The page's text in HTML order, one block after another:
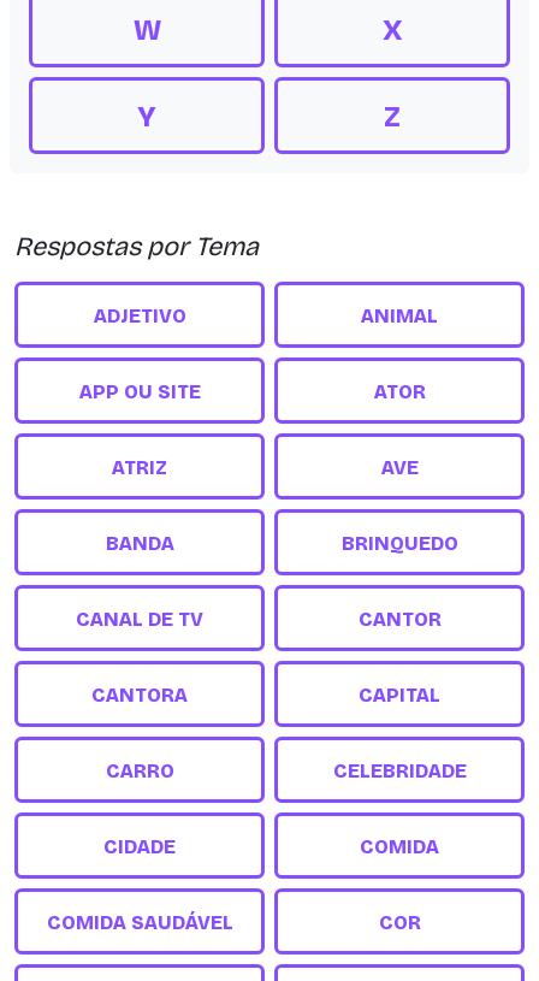
W X
Y Z
Respostas por Tema
ADJETIVO ANIMAL
APP OU SITE ATOR
ATRIZ AVE
BANDA BRINQUEDO
CANAL DE TV CANTOR
CANTORA CAPITAL
CARRO CELEBRIDADE
CIDADE COMIDA
COMIDA SAUDÁVEL COR